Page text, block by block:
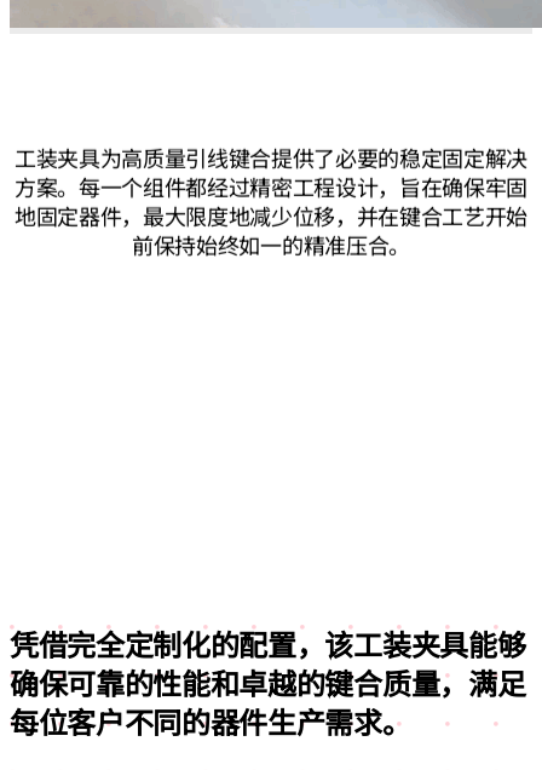
工装夹具为高质量引线键合提供了必要的稳定固定解决
方案。每一个组件都经过精密工程设计，旨在确保牢固
地固定器件，最大限度地减少位移，并在键合工艺开始
前保持始终如一的精准压合。
凭借完全定制化的配置， 该工装夹具能够
确保可靠的性能和卓越的键合质量，满足
每位客户不同的器件生产需求。